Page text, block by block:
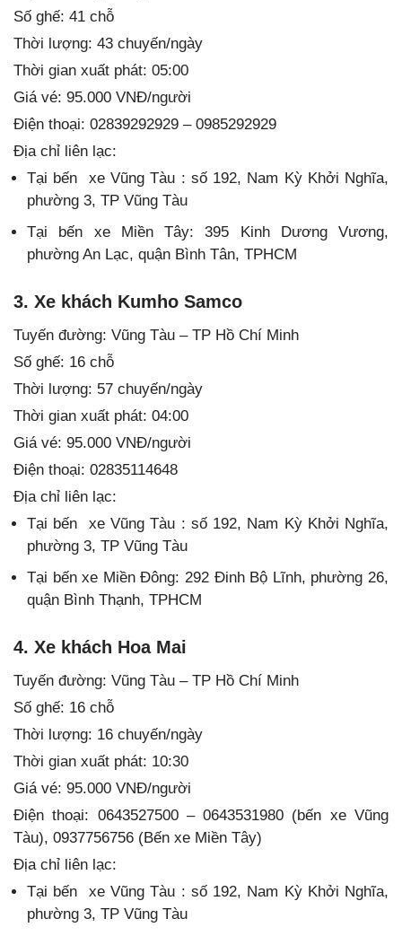
Số ghế: 41 chỗ
Thời lượng: 43 chuyến/ngày
Thời gian xuất phát: 05:00
Giá vé: 95.000 VNĐ/người
Điện thoại: 02839292929 – 0985292929
Địa chỉ liên lạc:
Tại bến xe Vũng Tàu : số 192, Nam Kỳ Khởi Nghĩa,
phường 3, TP Vũng Tàu
Tại bến xe Miền Tây: 395 Kinh Dương Vương,
phường An Lạc, quận Bình Tân, TPHCM
3. Xe khách Kumho Samco
Tuyến đường: Vũng Tàu – TP Hồ Chí Minh
Số ghế: 16 chỗ
Thời lượng: 57 chuyến/ngày
Thời gian xuất phát: 04:00
Giá vé: 95.000 VNĐ/người
Điện thoại: 02835114648
Địa chỉ liên lạc:
Tại bến xe Vũng Tàu : số 192, Nam Kỳ Khởi Nghĩa,
phường 3, TP Vũng Tàu
Tại bến xe Miền Đông: 292 Đinh Bộ Lĩnh, phường 26,
quận Bình Thạnh, TPHCM
4. Xe khách Hoa Mai
Tuyến đường: Vũng Tàu – TP Hồ Chí Minh
Số ghế: 16 chỗ
Thời lượng: 16 chuyến/ngày
Thời gian xuất phát: 10:30
Giá vé: 95.000 VNĐ/người
Điện thoại: 0643527500 – 0643531980 (bến xe Vũng
Tàu), 0937756756 (Bến xe Miền Tây)
Địa chỉ liên lạc:
Tại bến xe Vũng Tàu : số 192, Nam Kỳ Khởi Nghĩa,
phường 3, TP Vũng Tàu